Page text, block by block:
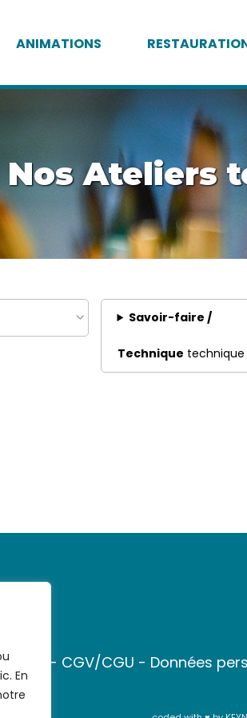
En
ANIMATIONS
Nos Ateliers
Savoir-faire /
Technique technique
- CGV/CGU - Données